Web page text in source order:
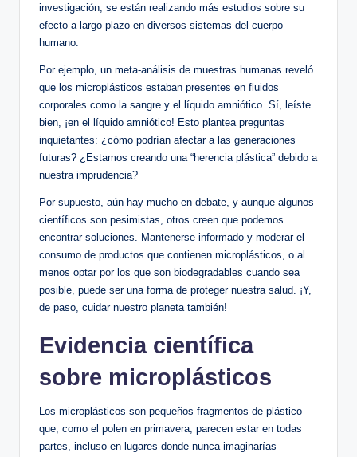
investigación, se están realizando más estudios sobre su
efecto a largo plazo en diversos sistemas del cuerpo
humano.
Por ejemplo, un meta-análisis de muestras humanas reveló
que los microplásticos estaban presentes en fluidos
corporales como la sangre y el líquido amniótico. Sí, leíste
bien, ¡en el líquido amniótico! Esto plantea preguntas
inquietantes: ¿cómo podrían afectar a las generaciones
futuras? ¿Estamos creando una “herencia plástica” debido a
nuestra imprudencia?
Por supuesto, aún hay mucho en debate, y aunque algunos
científicos son pesimistas, otros creen que podemos
encontrar soluciones. Mantenerse informado y moderar el
consumo de productos que contienen microplásticos, o al
menos optar por los que son biodegradables cuando sea
posible, puede ser una forma de proteger nuestra salud. ¡Y,
de paso, cuidar nuestro planeta también!
Evidencia científica
sobre microplásticos
Los microplásticos son pequeños fragmentos de plástico
que, como el polen en primavera, parecen estar en todas
partes, incluso en lugares donde nunca imaginarías